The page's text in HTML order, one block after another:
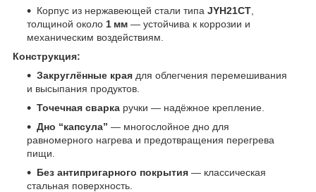
Корпус из нержавеющей стали типа JYH21CT
толщиной около 1 мм — устойчива к коррозии и
механическим воздействиям.
Конструкция:
Закруглённые края для облегчения перемешивания
и высыпания продуктов.
Точечная сварка ручки — надёжное крепление.
Дно “капсула” — многослойное дно для
равномерного нагрева и предотвращения перегрева
пищи.
Без антипригарного покрытия — классическая
стальная поверхность.